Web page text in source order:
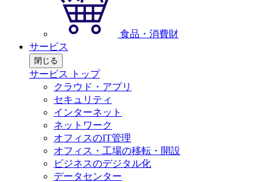
食品・消費財
サービス
閉じる
サービス トップ
クラウド・アプリ
セキュリティ
インターネット
ネットワーク
オフィスのIT管理
オフィス・工場の移転・開設
ビジネスのデジタル化
データセンター